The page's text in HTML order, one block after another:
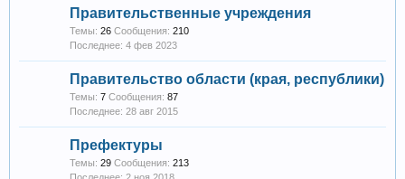
Правительственные учреждения
Темы: 26 Сообщения: 210
4 фев 2023
Правительство области (края, республики)
Темы: 7 Сообщения: 87
28 авг 2015
Префектуры
Темы: 29 Сообщения: 213